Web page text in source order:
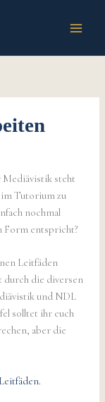
steht
im Tutorium zu
nochmal
Form entspricht?
Leitfäden
durch die diversen
und NDL
solltet ihr euch
aber die